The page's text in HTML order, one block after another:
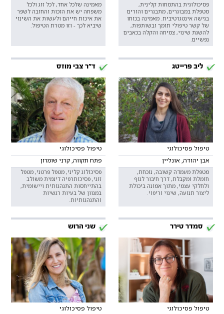
פסיכולוגית בהתמחות קלינית,
מטפלת במבוגרים, מתבגרים והורים
בגישה אינטגרטיבית. מאמינה בכוחו
של קשר טיפולי תומך ובשותפות,
להשגת שינוי, צמיחה והקלה בכאבים
נפשיים.
מאמינה שלכל אחד, לכל זוג ולכל
משפחה יש את הזכות והחובה לשפר
את איכות חייהם ולעשות את השינוי
שיביא לכך - וזו מטרת הטיפול.
ליב פרייטג
טיפול פסיכולוגי
אבן יהודה, אונליין
מטפלת מעמדה קשובה, נוכחת,
חומלת ומקבלת, דרך חיבור לגוף
ולחלקי עצמי, מתוך אמונה ביכולת
ליצור תנועה, שינוי וריפוי.
ד"ר צבי מוזס
טיפול פסיכולוגי
פתח תקווה, קרני שומרון
פסיכולוג קליני, מטפל פרטני, מטפל
זוגי, פסיכותרפיה דינמית משולב
בהתייחסות התנהגותית ויישומית,
במגוון של בעיות רגשיות
והתנהגותיות.
סמדר טירר
טיפול פסיכולוגי
שני הרוש
טיפול פסיכולוגי